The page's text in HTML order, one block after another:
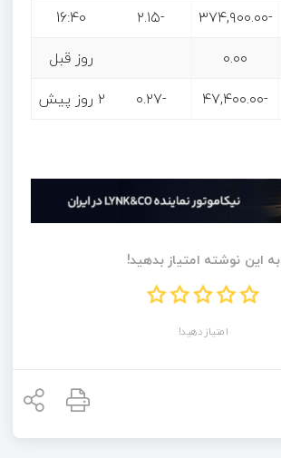
-۳۷۴,۹۰۰.۰۰ -۲.۱۵
16:40
۰.۰۰
روز قبل
-۴۷,۴۰۰.۰۰ -۰.۲۷ ۲ روز پیش
به این نوشته امتیاز بدهید!
امتیاز دهید!